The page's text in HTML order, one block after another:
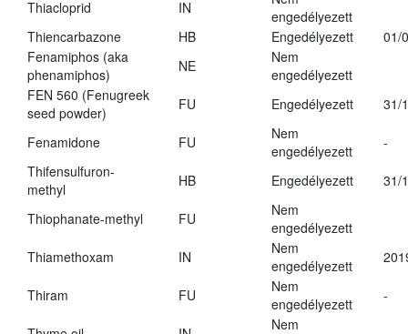
Thiacloprid IN
engedélyezett
Thiencarbazone
HB Engedélyezett
01/
Fenamiphos (aka
phenamiphos)
NE
Nem
engedélyezett
FEN 560 (Fenugreek
seed powder)
FU Engedélyezett 31/
Fenamidone FU
Nem
engedélyezett
-
Thifensulfuron-
methyl
HB Engedélyezett 31/
Thiophanate-methyl FU
Nem
engedélyezett
Thiamethoxam
IN
Nem
engedélyezett
Thiram FU
Nem
engedélyezett
-
Nem